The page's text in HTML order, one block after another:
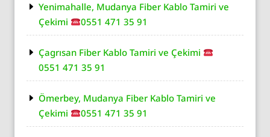
Yenimahalle, Mudanya Fiber Kablo Tamiri ve
Çekimi
0551 471 35 91
Çagrısan Fiber Kablo Tamiri ve Çekimi
0551 471 35 91
Ömerbey, Mudanya Fiber Kablo Tamiri ve
Çekimi
0551 471 35 91